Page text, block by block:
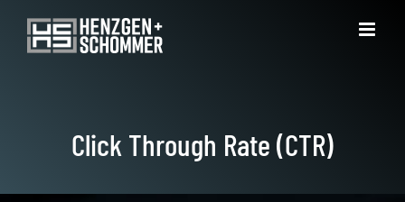
Inhalt
Click Through Rate (CTR)